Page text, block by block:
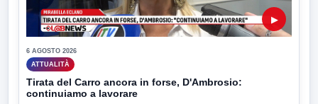
▶
6 AGOSTO 2026
ATTUALITÀ
Tirata del Carro ancora in forse, D'Ambrosio:
continuiamo a lavorare